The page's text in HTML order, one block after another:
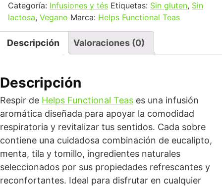
Categoría: Infusiones y tés Etiquetas: Sin gluten, Sin
lactosa, Vegano Marca: Helps Functional Teas
Descripción Valoraciones (0)
Descripción
Respir de Helps Functional Teas es una infusión
aromática diseñada para apoyar la comodidad
respiratoria y revitalizar tus sentidos. Cada sobre
contiene una cuidadosa combinación de eucalipto,
menta, tila y tomillo, ingredientes naturales
seleccionados por sus propiedades refrescantes y
reconfortantes. Ideal para disfrutar en cualquier